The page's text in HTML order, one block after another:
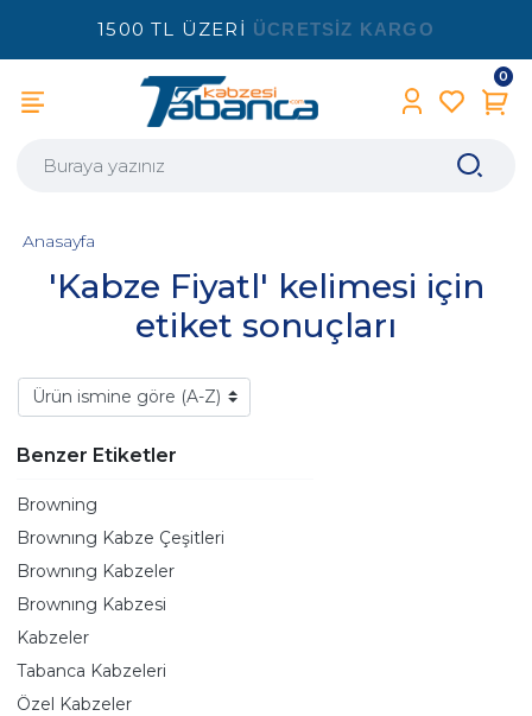
1500 TL ÜZERİ ÜCRETSİZ KARGO
0
'Kabze Fiyatl' kelimesi için
etiket sonuçları
Anasayfa
Benzer Etiketler
Browning
Brownıng Kabze Çeşitleri
Brownıng Kabzeler
Brownıng Kabzesi
Kabzeler
Tabanca Kabzeleri
Özel Kabzeler